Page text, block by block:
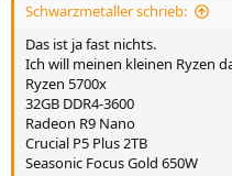
Schwarzmetaller schrieb:
Das ist ja fast nichts.
Ich will meinen kleinen Ryzen
Ryzen 5700x
32GB DDR4-3600
Radeon R9 Nano
Crucial P5 Plus 2TB
Seasonic Focus Gold 650W